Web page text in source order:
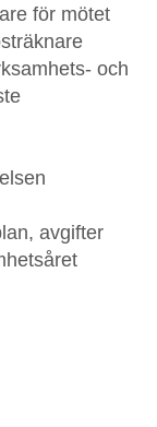
för mötet
och
avgifter